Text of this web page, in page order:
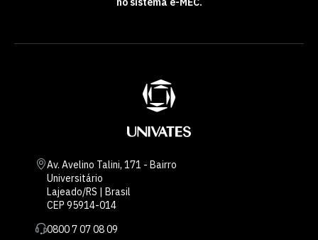
Av. Avelino Talini, 171 - Bairro
Universitário
Lajeado/RS | Brasil
CEP 95914-014
0800 7 07 08 09